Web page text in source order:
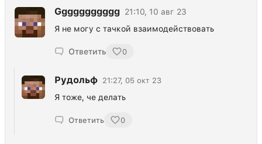
Ggggggggggg 21:10, 10 авг 23
Я не могу с тачкой взаимодействовать
Ответить 0
Рудольф 21:27, 05 окт 23
Я тоже, че делать
Ответить 0